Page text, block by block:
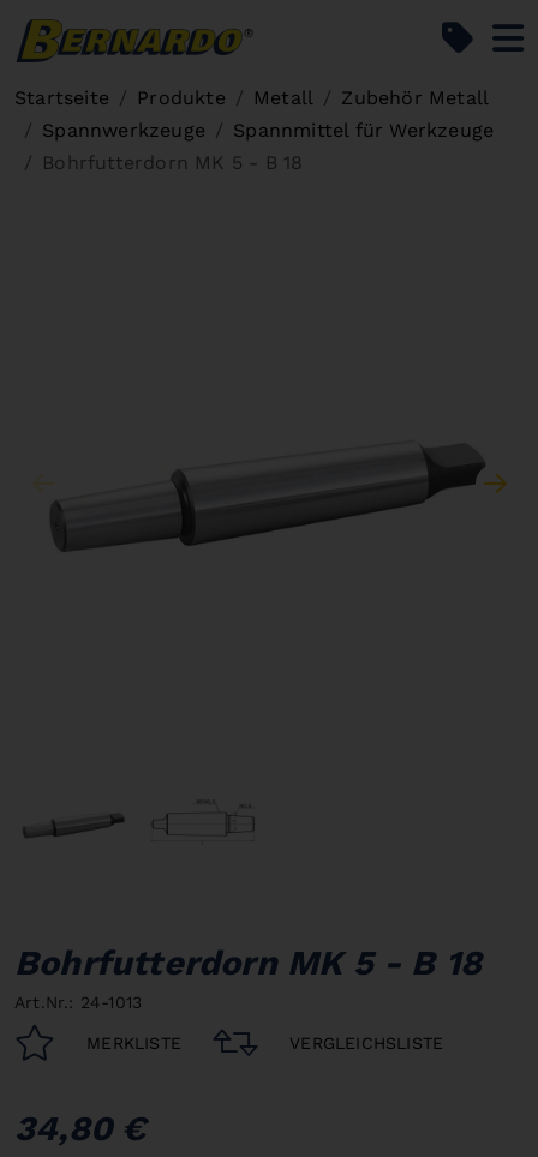
Startseite Produkte Metall
Zubehör Metall
Spannwerkzeuge
Spannmittel für Werkzeuge
Bohrfutterdorn MK 5 - B 18
Bohrfutterdorn MK 5 - B 18
Art.Nr.: 24-1013
MERKLISTE VERGLEICHSLISTE
34,80 €